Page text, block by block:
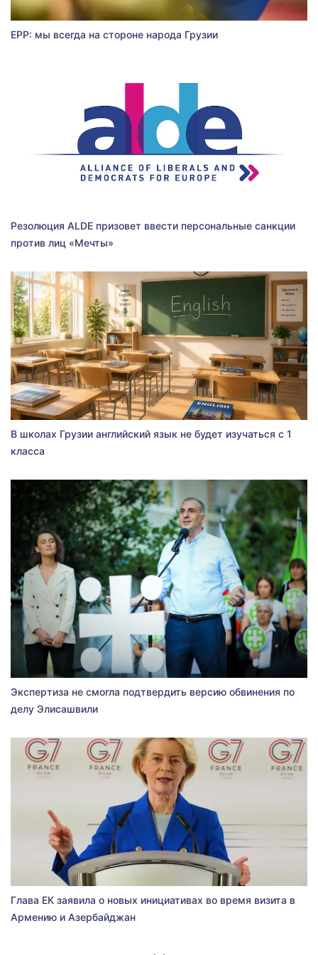
EPP: мы всегда на стороне народа Грузии
Резолюция ALDE призовет ввести персональные санкции
против лиц «Мечты»
В школах Грузии английский язык не будет изучаться с 1
класса
Экспертиза не смогла подтвердить версию обвинения по
делу Элисашвили
Глава ЕК заявила о новых инициативах во время визита в
Армению и Азербайджан